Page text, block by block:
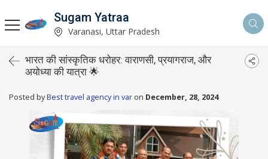
Sugam Yatraa
Varanasi, Uttar Pradesh
भारत की सांस्कृतिक धरोहर: वाराणसी, प्रयागराज, और
अयोध्या की यात्रा 🌟
Posted byBest travel agency in var on December, 28, 2024